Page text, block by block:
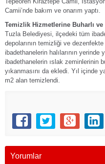
Camii’nde bakım ve onarım yaptı.
Temizlik Hizmetlerine Buharlı ve
Tuzla Belediyesi, ilçedeki tüm
depolarının temizliği ve
ibadethanelerin halılarının yerinde
ibadethanelerin ıslak zeminlerinin
yıkanmasını da ekledi. Yıl içinde
m2 alan temizlendi.
Yorumlar